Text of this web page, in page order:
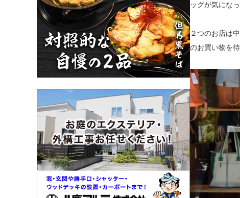
ッグが気にな
２つのお店は
のお買い物を